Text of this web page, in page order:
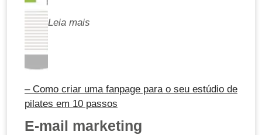
Leia mais
– Como criar uma fanpage para o seu estúdio de
pilates em 10 passos
E-mail marketing